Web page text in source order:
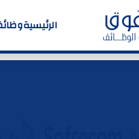
الرئيسية